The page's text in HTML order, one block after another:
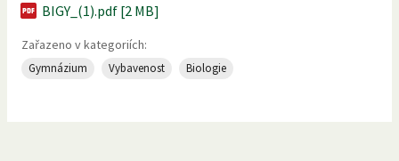
BIGY_(1).pdf [2 MB]
Zařazeno v kategoriích:
Gymnázium Vybavenost Biologie